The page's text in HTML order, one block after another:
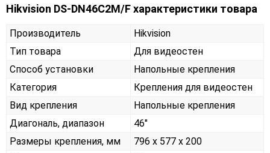
Hikvision DS-DN46C2M/F характеристики товара
Производитель
Hikvision
Тип товара
Для видеостен
Способ установки
Напольные крепления
Категория
Крепления для видеостен
Вид крепления
Напольные крепления
Диагональ, диапазон
46"
Размеры крепления, мм
796 x 577 x 200